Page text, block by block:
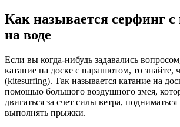
Как называется серфинг
на воде
Если вы когда-нибудь задавались
катание на доске с парашютом, то знайте,
(kitesurfing). Так называется катание на
помощью большого воздушного змея,
двигаться за счет силы ветра,
выполнять прыжки.